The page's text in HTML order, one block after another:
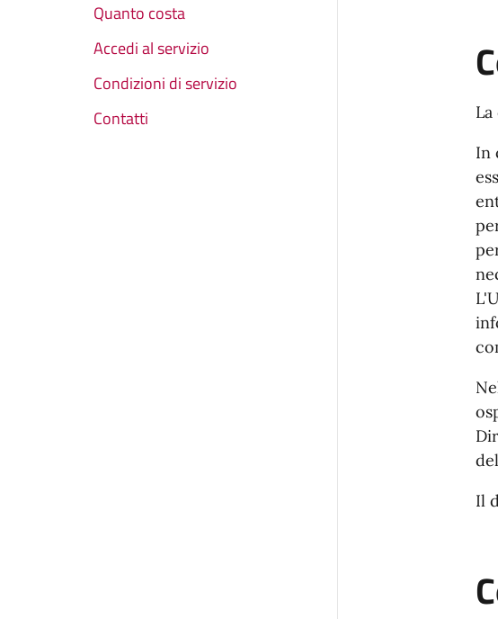
Quanto costa
Accedi al servizio
Condizioni di servizio
Contatti
In
Il